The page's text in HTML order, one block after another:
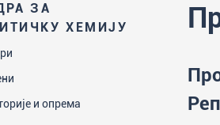
ЗА
ХЕМИЈУ
и опрема